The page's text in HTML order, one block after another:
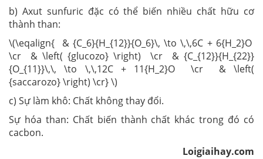
b) Axut sunfuric đặc có thể biến nhiều chất hữu cơ
thành than:
\(\eqalign{ & {C_6}{H_{12}}{O_6}\, \to \,\,6C + 6{H_2}O
\cr & \left( {glucozo} \right) \cr & {C_{12}}{H_{22}}
{O_{11}}\,\, \to \,\,12C + 11{H_2}O \cr & \left(
{saccarozo} \right) \cr} \)
c) Sự làm khô: Chất không thay đổi.
Sự hóa than: Chất biến thành chất khác trong đó có
cacbon.
Loigiaihay.com